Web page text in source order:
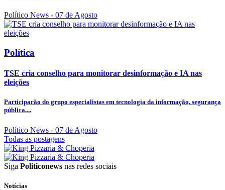
Político News - 07 de Agosto
Política
TSE cria conselho para monitorar desinformação e IA nas
eleições
Participarão do grupo especialistas em tecnologia da informação, segurança
pública,...
Político News - 07 de Agosto
Todas as postagens
Siga Politiconews nas redes sociais
Notícias